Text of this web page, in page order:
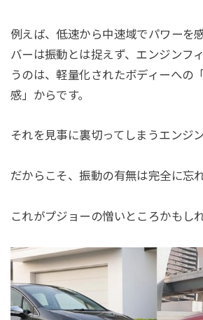
例えば、低速から中速域でパワーを
バーは振動とは捉えず、エンジンフ
うのは、軽量化されたボディーへの
感」からです。
それを見事に裏切ってしまうエンジン
だからこそ、振動の有無は完全に忘
これがプジョーの憎いところかもし